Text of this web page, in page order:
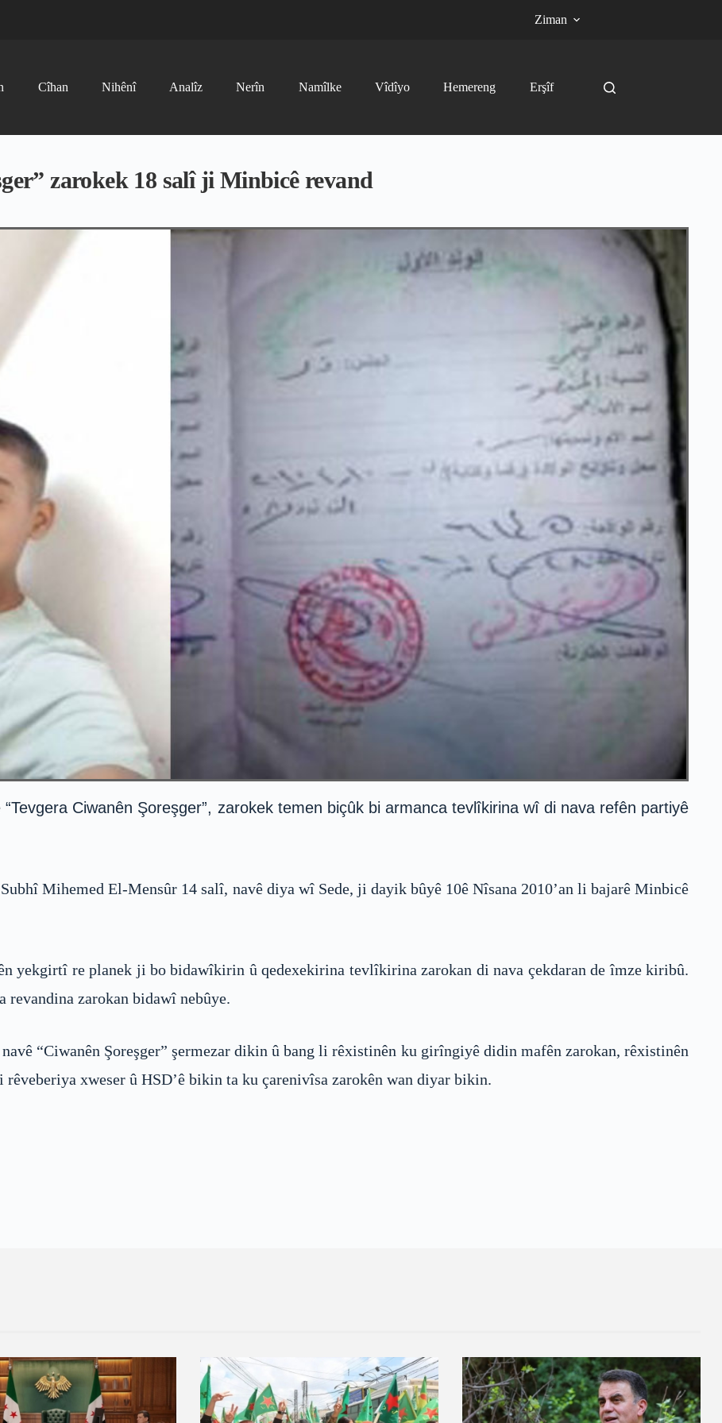
Ziman
Cîhan Nihênî Analîz Nerîn Namîlke Vîdîyo Hemereng Erşîf
zarokek 18 salî ji Minbicê revand
Ciwanên Şoreşger”, zarokek temen biçûk bi armanca tevlîkirina wî di nava refên partiyê
Mihemed El-Mensûr 14 salî, navê diya wî Sede, ji dayik bûyê 10ê Nîsana 2010’an li bajarê Minbicê
yekgirtî re planek ji bo bidawîkirin û qedexekirina tevlîkirina zarokan di nava çekdaran de îmze kiribû.
zarokan bidawî nebûye.
“Ciwanên Şoreşger” şermezar dikin û bang li rêxistinên ku girîngiyê didin mafên zarokan, rêxistinên
xweser û HSD’ê bikin ta ku çarenivîsa zarokên wan diyar bikin.